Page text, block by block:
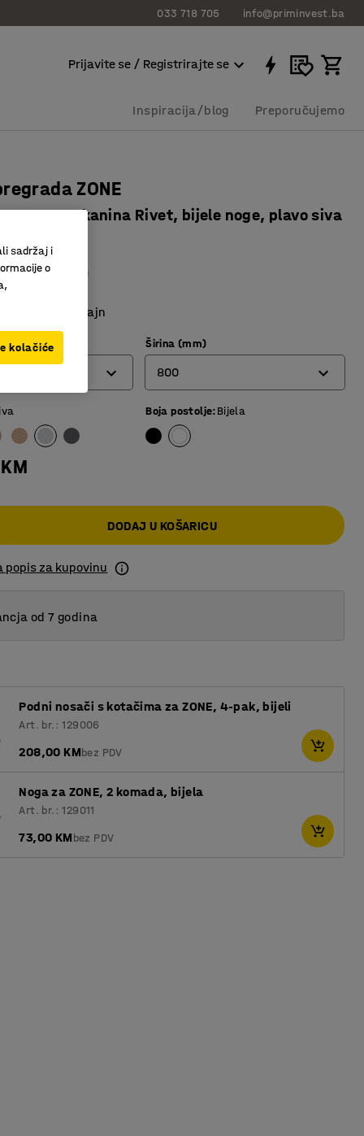
033 718 705 info@priminvest.ba
Prijavite se / Registrirajte se
Inspiracija/blog Preporučujemo
ZONE
mm, tkanina Rivet, bijele noge, plavo siva
upijanje buke
i moderan dizajn
Širina (mm)
800
800
1000
Boja postolje:Bijela
DODAJ U KOŠARICU
popis za kupovinu
od 7 godina
Podni nosači s kotačima za ZONE, 4-pak, bijeli
Art. br.: 129006
208,00 KMbez PDV
Noga za ZONE, 2 komada, bijela
Art. br.: 129011
73,00 KMbez PDV
sadržaj i
o
kolačiće